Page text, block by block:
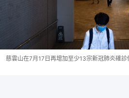
慈雲山在7月17日再增加至少13宗新冠肺炎確診